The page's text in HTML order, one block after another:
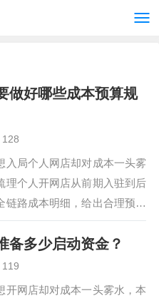
做好哪些成本预算规
128
入局个人网店却对成本一头雾
理个人开网店从前期入驻到后
链路成本明细，给出合理预算
帮助新手避开不必要的资金浪
身情况制定适配的开支方案，
期的资金风…
备多少启动资金？
119
开网店却对成本一头雾水，本